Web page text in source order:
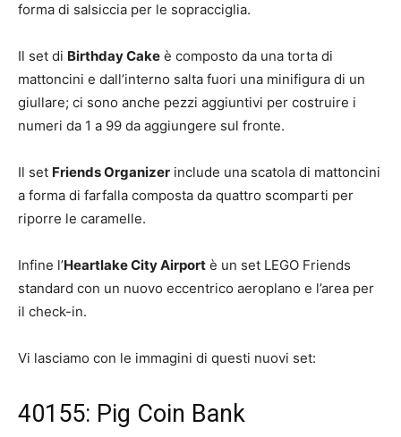
forma di salsiccia per le sopracciglia.
Il set di Birthday Cake è composto da una torta di
mattoncini e dall’interno salta fuori una minifigura di un
giullare; ci sono anche pezzi aggiuntivi per costruire i
numeri da 1 a 99 da aggiungere sul fronte.
Il set Friends Organizer include una scatola di mattoncini
a forma di farfalla composta da quattro scomparti per
riporre le caramelle.
Infine l’Heartlake City Airport è un set LEGO Friends
standard con un nuovo eccentrico aeroplano e l’area per
il check-in.
Vi lasciamo con le immagini di questi nuovi set:
40155: Pig Coin Bank